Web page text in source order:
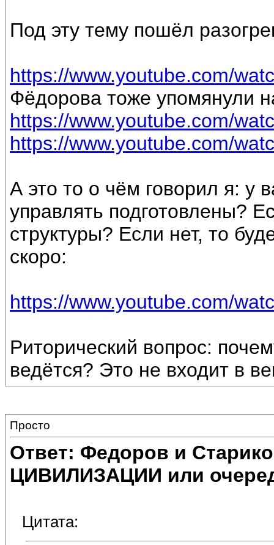
Под эту тему пошёл
https://www.youtube.com/
Фёдорова тоже упомянули
https://www.youtube.com/
https://www.youtube.com/
А это то о чём говорил я: у
управлять подготовлены?
структуры? Если нет, то
скоро:
https://www.youtube.com/
Риторический вопрос:
ведётся? Это не входит в
Просто
Ответ: Федоров и
ЦИВИЛИЗАЦИИ или
Цитата: